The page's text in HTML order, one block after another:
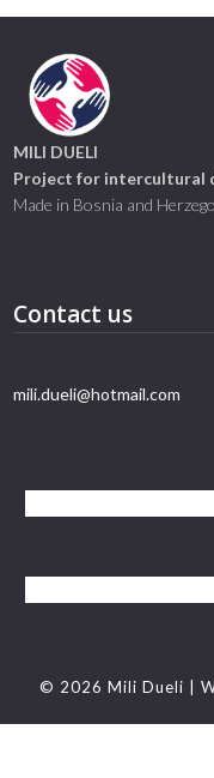
MILI DUELI
Project for intercultural
Made in Bosnia and
Contact us
mili.dueli@hotmail.com
© 2026 Mili Dueli |